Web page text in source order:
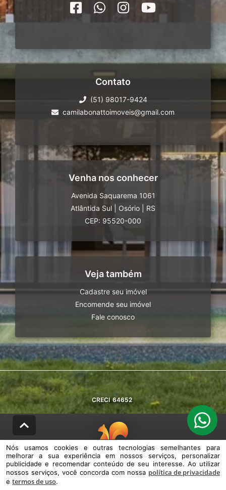
Contato
(51) 98017-9424
camilabonattoimoveis@gmail.com
Venha nos conhecer
Avenida Saquarema 1061
Atlântida Sul
Osório
RS
CEP: 95520-000
Veja também
Cadastre seu imóvel
Encomende seu imóvel
Fale conosco
CRECI 64652
© DESENVOLVIDO PELAAGIL.NET
Nós usamos cookies e outras tecnologias semelhantes para melhorar a
sua experiência em nossos serviços, personalizar publicidade e
Nós usamos cookies e outras tecnologias semelhantes para
melhorar a sua experiência em nossos serviços, personalizar
publicidade e recomendar conteúdo de seu interesse. Ao utilizar
nossos serviços, você concorda com nossa política de privacidade
e termos de uso.